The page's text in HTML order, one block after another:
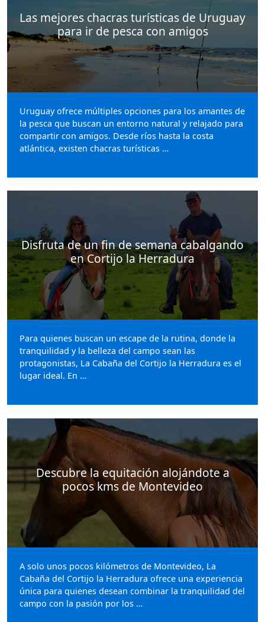
Las mejores chacras turísticas de Uruguay
para ir de pesca con amigos
Uruguay ofrece múltiples opciones para los amantes de
la pesca que buscan un entorno natural y relajado para
compartir con amigos. Desde ríos hasta la costa
atlántica, existen chacras turísticas …
Disfruta de un fin de semana cabalgando
en Cortijo la Herradura
Para quienes buscan un escape de la rutina, donde la
tranquilidad y la belleza del campo sean las
protagonistas, La Cabaña del Cortijo la Herradura es el
lugar ideal. En …
Descubre la equitación alojándote a
pocos kms de Montevideo
A solo unos pocos kilómetros de Montevideo, La
Cabaña del Cortijo la Herradura ofrece una experiencia
única para quienes desean combinar la tranquilidad del
campo con la pasión por los …